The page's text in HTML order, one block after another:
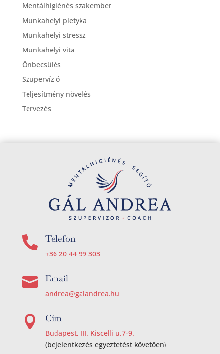
Mentálhigiénés szakember
Munkahelyi pletyka
Munkahelyi stressz
Munkahelyi vita
Önbecsülés
Szupervízió
Teljesítmény növelés
Tervezés
 Telefon
+36 20 44 99 303
 Email
andrea@galandrea.hu
 Cím
Budapest, III. Kiscelli u.7-9.
(bejelentkezés egyeztetést követően)